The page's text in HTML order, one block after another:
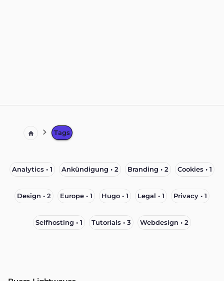
Tags
Analytics • 1 Ankündigung • 2 Branding • 2 Cookies • 1
Design • 2 Europe • 1 Hugo • 1 Legal • 1 Privacy • 1
Selfhosting • 1 Tutorials • 3 Webdesign • 2